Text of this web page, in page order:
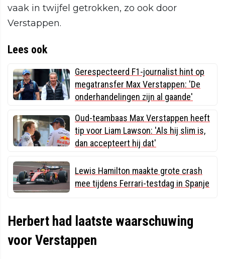
vaak in twijfel getrokken, zo ook door
Verstappen.
Lees ook
Gerespecteerd F1-journalist hint op
megatransfer Max Verstappen: 'De
onderhandelingen zijn al gaande'
Oud-teambaas Max Verstappen heeft
tip voor Liam Lawson: 'Als hij slim is,
dan accepteert hij dat'
Lewis Hamilton maakte grote crash
mee tijdens Ferrari-testdag in Spanje
Herbert had laatste waarschuwing
voor Verstappen